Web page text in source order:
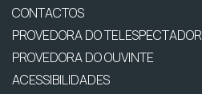
CONTACTOS
PROVEDORA DO TELESPECTADOR
PROVEDORA DO OUVINTE
ACESSIBILIDADES